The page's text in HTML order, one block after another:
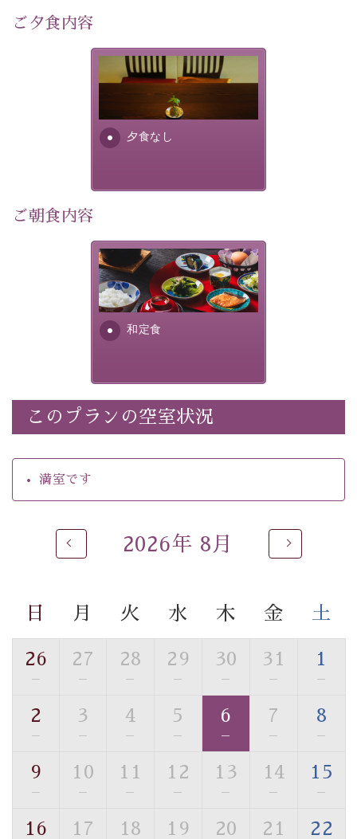
意しております。
諏訪湖の穏やかな景色、心身を解きほぐす温泉、そして
温かいおもてなし。ご滞在を楽しみに待つ日々が旅をよ
り特別なものにしてくれます。
早めのご予約で、お得に癒しのひとときをお過ごしくだ
滞在いただけるよう
30項目以上からなる独自の衛生・消毒プログラムの基、
徹底した衛生管理を行っております。
-------------------------------------------------
・宿泊料金5%OFF
・諏訪大社4社を巡る無料参拝バス（事前予約制）
・館内着をご用意
・就寝用パジャマをご用意
・館内フリーWi-Fi
・駐車場完備
・チェックイン15時、チェックアウト10時
【お食事】
【温泉】
の効果が高い、極めて希有な源泉です。身も心も癒され
■お座敷風呂（大浴場）
温泉の成分に合わせ、防菌防カビの特殊素材の畳を使
用。 足元が柔らかく、そして滑りにくい畳のお風呂で
す。
※男性大浴場までのご移動には階段がございます。 予め
ご夕食内容
夕食なし
夕食なしご夕食を追加される
場合は、二食付きのプランを
お選びくださいませ。
ご朝食内容
和定食
さっぱりとした和食膳に使わ
れる食材は、諏訪の名産品を
ふんだんに取り入れ、安心・
安全を心掛けた長野県産...
このプランの空室状況
満室です
2026年 8月
日 月 火 水 木 金 土
26
—
27
—
28
—
29
—
30
—
31
—
1
—
2
—
3
—
4
—
5
—
6
—
7
—
8
—
9
—
10
—
11
—
12
—
13
—
14
—
15
—
16 17 18 19 20 21 22